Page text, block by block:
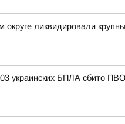
округе ликвидировали
украинских БПЛА сбито